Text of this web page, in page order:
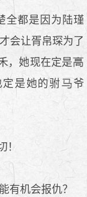
都是因为陆瑾
才会让胥帛琛为了
，她现在定是
是她的驸
爷
有机会报仇？